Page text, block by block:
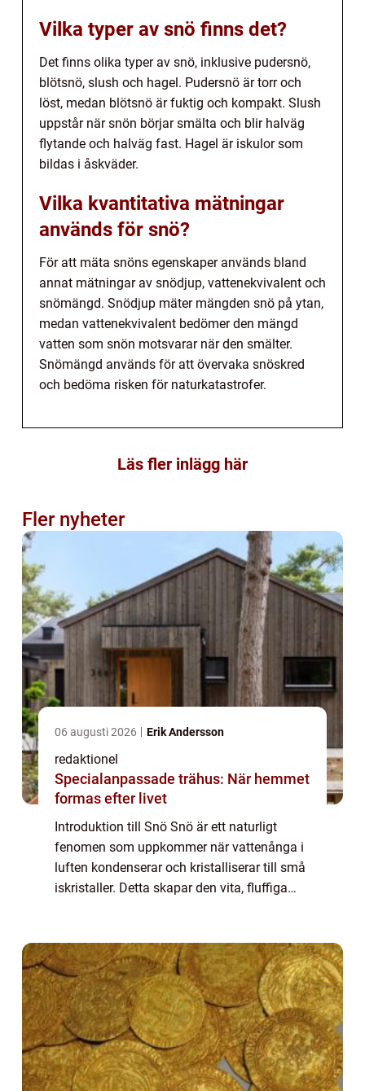
Vilka typer av snö finns det?
Det finns olika typer av snö, inklusive pudersnö,
blötsnö, slush och hagel. Pudersnö är torr och
löst, medan blötsnö är fuktig och kompakt. Slush
uppstår när snön börjar smälta och blir halväg
flytande och halväg fast. Hagel är iskulor som
bildas i åskväder.
Vilka kvantitativa mätningar
används för snö?
För att mäta snöns egenskaper används bland
annat mätningar av snödjup, vattenekvivalent och
snömängd. Snödjup mäter mängden snö på ytan,
medan vattenekvivalent bedömer den mängd
vatten som snön motsvarar när den smälter.
Snömängd används för att övervaka snöskred
och bedöma risken för naturkatastrofer.
Läs fler inlägg här
Fler nyheter
06 augusti 2026 Erik Andersson
redaktionel
Specialanpassade trähus: När hemmet
formas efter livet
Introduktion till Snö Snö är ett naturligt
fenomen som uppkommer när vattenånga i
luften kondenserar och kristalliserar till små
iskristaller. Detta skapar den vita, fluffiga